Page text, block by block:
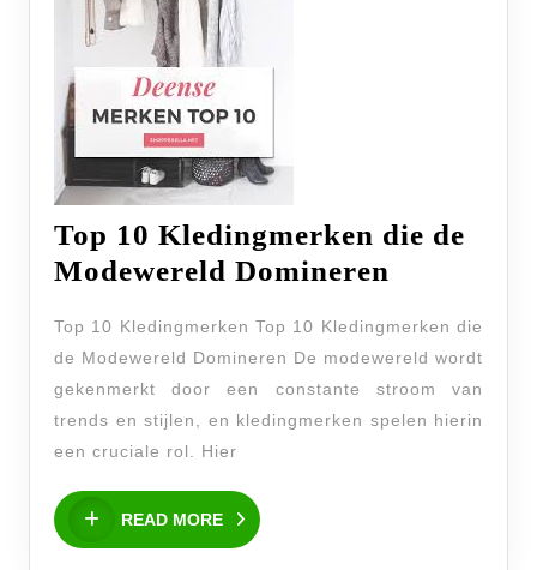
Top 10 Kledingmerken die de
Modewereld Domineren
die
de
Top 10 Kledingmerken Top 10 Kledingmerken die
de Modewereld Domineren De modewereld wordt
gekenmerkt door een constante stroom van
trends en stijlen, en kledingmerken spelen hierin
een cruciale rol. Hier
READ MORE
READ
MORE